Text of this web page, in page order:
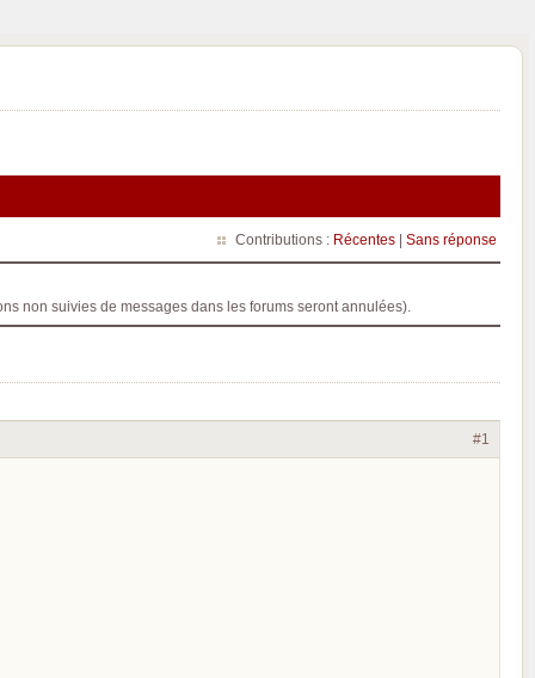
Contributions : Récentes | Sans réponse
non suivies de messages dans les forums seront annulées).
#1